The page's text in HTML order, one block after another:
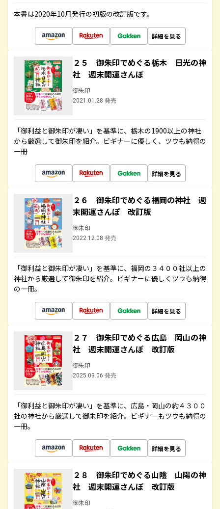
本書は2020年10月発行の初版の改訂版です。
詳細を見る
２５ 御朱印でめぐる栃木 日光の神
社 週末開運さんぽ
御朱印
2021.01.28 発売
「御利益と御朱印が凄い」を基準に、栃木の1900以上の神社
から厳選して御朱印を紹介。ビギナーに優しく、ツウも納得の
一冊
詳細を見る
２６ 御朱印でめぐる福岡の神社 週
末開運さんぽ 改訂版
御朱印
2022.12.08 発売
「御利益と御朱印が凄い」を基準に、福岡の３４００社以上の
神社から厳選して御朱印を紹介。ビギナーに優しくツウも納得
の一冊。
詳細を見る
２７ 御朱印でめぐる広島 岡山の神
社 週末開運さんぽ 改訂版
御朱印
2025.03.06 発売
「御利益と御朱印が凄い」を基準に、広島・岡山の約４３００
社の神社から厳選して御朱印を紹介。ビギナーもツウも納得の
一冊。
詳細を見る
２８ 御朱印でめぐる山陰 山陽の神
社 週末開運さんぽ 改訂版
御朱印